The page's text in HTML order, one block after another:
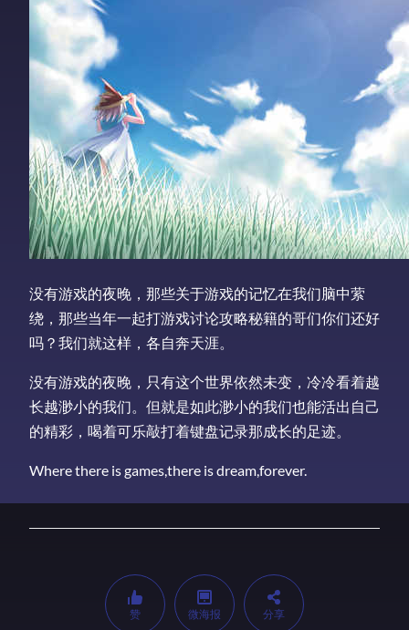
没有游戏的夜晚，那些关于游戏的记忆在我们脑中萦
绕，那些当年一起打游戏讨论攻略秘籍的哥们你们还好
吗？我们就这样，各自奔天涯。
没有游戏的夜晚，只有这个世界依然未变，冷冷看着越
长越渺小的我们。但就是如此渺小的我们也能活出自己
的精彩，喝着可乐敲打着键盘记录那成长的足迹。
Where there is games,there is dream,forever.
赞 微海报 分享